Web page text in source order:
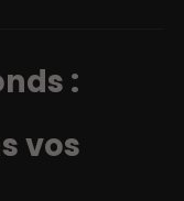
:
vos